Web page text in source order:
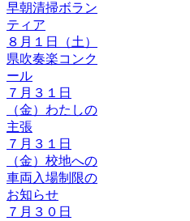
早朝清掃ボラン
ティア
８月１日（土）
県吹奏楽コンク
ール
７月３１日
（金）わたしの
主張
７月３１日
（金）校地への
車両入場制限の
お知らせ
７月３０日